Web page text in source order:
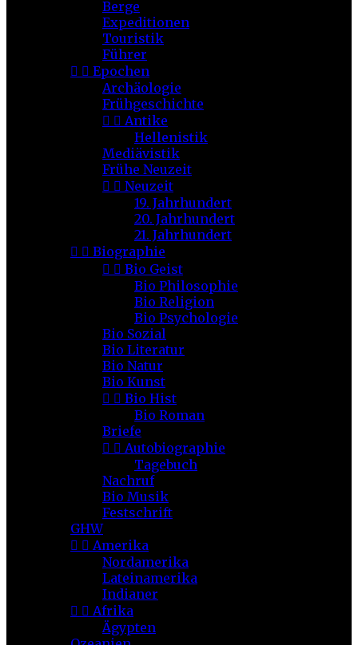
Berge
Expeditionen
Touristik
Führer
  Epochen
Archäologie
Frühgeschichte
  Antike
Hellenistik
Mediävistik
Frühe Neuzeit
  Neuzeit
19. Jahrhundert
20. Jahrhundert
21. Jahrhundert
  Biographie
  Bio Geist
Bio Philosophie
Bio Religion
Bio Psychologie
Bio Sozial
Bio Literatur
Bio Natur
Bio Kunst
  Bio Hist
Bio Roman
Briefe
  Autobiographie
Tagebuch
Nachruf
Bio Musik
Festschrift
GHW
  Amerika
Nordamerika
Lateinamerika
Indianer
  Afrika
Ägypten